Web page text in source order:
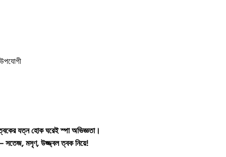
যত্ন হোক ঘরেই স্পা অভিজ্ঞতা।
সতেজ, মসৃণ, উজ্জ্বল ত্বক নিয়ে!